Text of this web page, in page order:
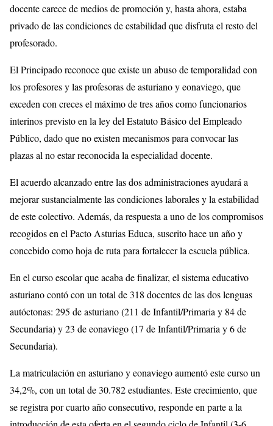
docente carece de medios de promoción y, hasta ahora, estaba
privado de las condiciones de estabilidad que disfruta el resto del
profesorado.
El Principado reconoce que existe un abuso de temporalidad con
los profesores y las profesoras de asturiano y eonaviego, que
exceden con creces el máximo de tres años como funcionarios
interinos previsto en la ley del Estatuto Básico del Empleado
Público, dado que no existen mecanismos para convocar las
plazas al no estar reconocida la especialidad docente.
El acuerdo alcanzado entre las dos administraciones ayudará a
mejorar sustancialmente las condiciones laborales y la estabilidad
de este colectivo. Además, da respuesta a uno de los compromisos
recogidos en el Pacto Asturias Educa, suscrito hace un año y
concebido como hoja de ruta para fortalecer la escuela pública.
En el curso escolar que acaba de finalizar, el sistema educativo
asturiano contó con un total de 318 docentes de las dos lenguas
autóctonas: 295 de asturiano (211 de Infantil/Primaria y 84 de
Secundaria) y 23 de eonaviego (17 de Infantil/Primaria y 6 de
Secundaria).
La matriculación en asturiano y eonaviego aumentó este curso un
34,2%, con un total de 30.782 estudiantes. Este crecimiento, que
se registra por cuarto año consecutivo, responde en parte a la